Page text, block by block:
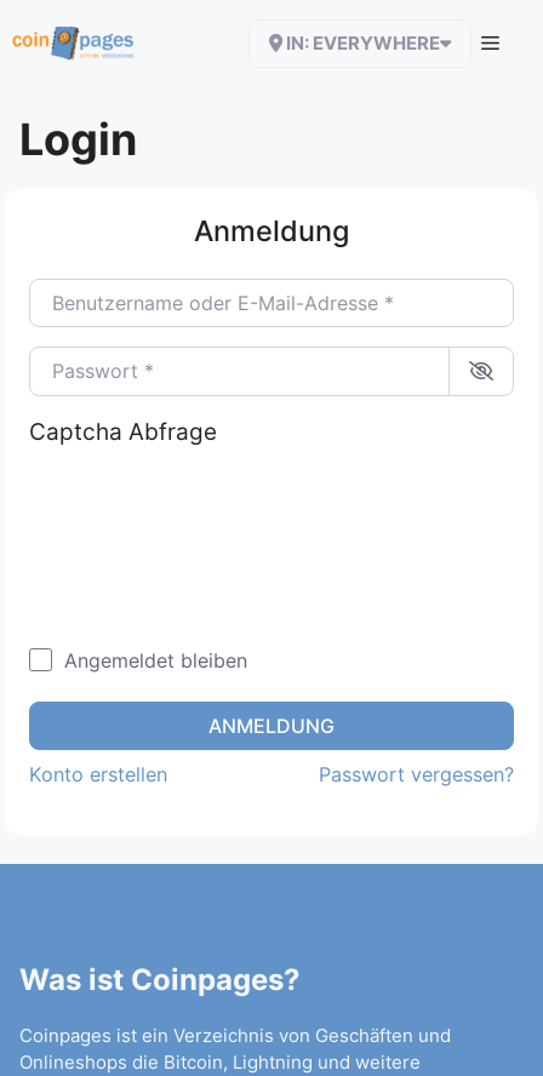
Inhalt
IN: EVERYWHERE
Login
Anmeldung
Benutzername oder E-Mail-Adresse
Passwort
Captcha Abfrage
Angemeldet bleiben
ANMELDUNG
Konto erstellen Passwort vergessen?
Was ist Coinpages?
Coinpages ist ein Verzeichnis von Geschäften und
Onlineshops die Bitcoin, Lightning und weitere